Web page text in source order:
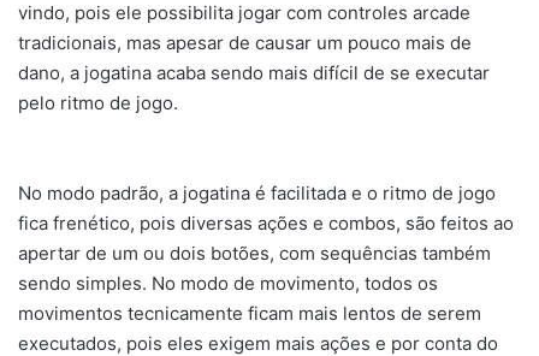
vindo, pois ele possibilita jogar com controles arcade
tradicionais, mas apesar de causar um pouco mais de
dano, a jogatina acaba sendo mais difícil de se executar
pelo ritmo de jogo.
No modo padrão, a jogatina é facilitada e o ritmo de jogo
fica frenético, pois diversas ações e combos, são feitos ao
apertar de um ou dois botões, com sequências também
sendo simples. No modo de movimento, todos os
movimentos tecnicamente ficam mais lentos de serem
executados, pois eles exigem mais ações e por conta do